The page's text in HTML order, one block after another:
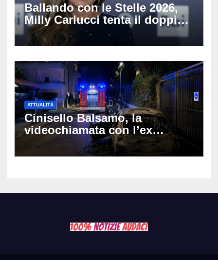
Ballando con le Stelle 2026,
Milly Carlucci tenta il doppio
colpo: tra i papabili Ornella
Muti e Monica Guerritore
ATTUALITÀ
Cinisello Balsamo, la
videochiamata con l’ex
fidanzata e il dramma: 35enne
lotta tra la vita e la morte